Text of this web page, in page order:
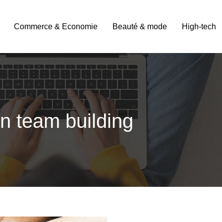
Commerce & Economie Beauté & mode High-tech
team building